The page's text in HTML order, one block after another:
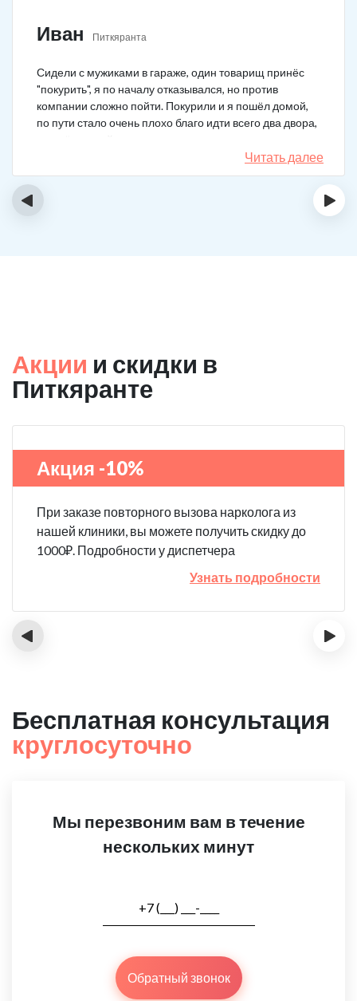
Иван Питкяранта
Сидели с мужиками в гараже, один товарищ принёс
"покурить", я по началу отказывался, но против
компании сложно пойти. Покурили и я пошёл домой,
по пути стало очень плохо благо идти всего два двора,
чувствовал что точно, что-то не так. Спасибо большое,
что быстро приехали, поставили капельницу и уже
меня начало отпускать. После оказалось, что товарищ
Читать далее
‹ ›
Акции и скидки в
Питкяранте
Акция -10%
При заказе повторного вызова нарколога из
нашей клиники, вы можете получить скидку до
1000₽. Подробности у диспетчера
Узнать подробности
‹ ›
Бесплатная консультация
круглосуточно
Мы перезвоним вам в течение
нескольких минут
Обратный звонок